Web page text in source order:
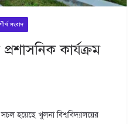
সংবাদ
কার্যক্রম
হয়েছে খুলনা বিশ্ববিদ্যালয়ের